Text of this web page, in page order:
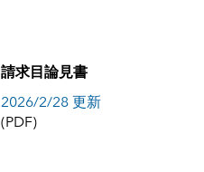
請求目論見書
2026/2/28 更新
(PDF)